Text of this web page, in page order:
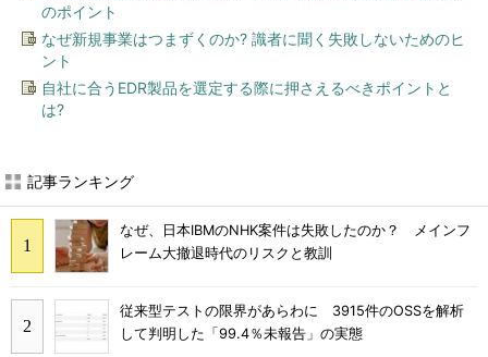
のポイント
なぜ新規事業はつまずくのか? 識者に聞く失敗しないためのヒ
ント
自社に合うEDR製品を選定する際に押さえるべきポイントと
は?
記事ランキング
なぜ、日本IBMのNHK案件は失敗したのか？ メインフ
レーム大撤退時代のリスクと教訓
従来型テストの限界があらわに 3915件のOSSを解析
して判明した「99.4％未報告」の実態